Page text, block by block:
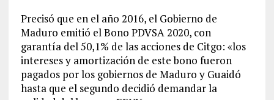
Precisó que en el año 2016, el Gobierno de
Maduro emitió el Bono PDVSA 2020, con
garantía del 50,1% de las acciones de Citgo: «los
intereses y amortización de este bono fueron
pagados por los gobiernos de Maduro y Guaidó
hasta que el segundo decidió demandar la